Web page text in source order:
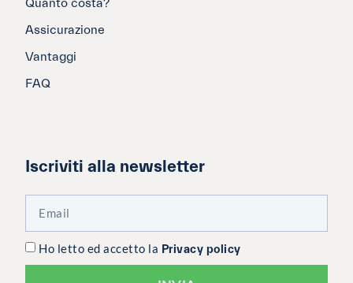
Quanto costa?
Assicurazione
Vantaggi
FAQ
Iscriviti alla newsletter
Ho letto ed accetto la Privacy policy